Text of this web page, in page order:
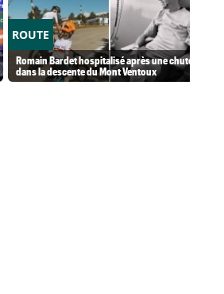
ROUTE
Romain Bardet hospitalisé après une chute
dans la descente du Mont Ventoux